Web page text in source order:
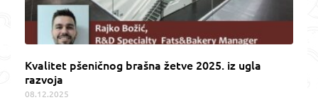
Kvalitet pšeničnog brašna žetve 2025. iz ugla
razvoja
08.12.2025